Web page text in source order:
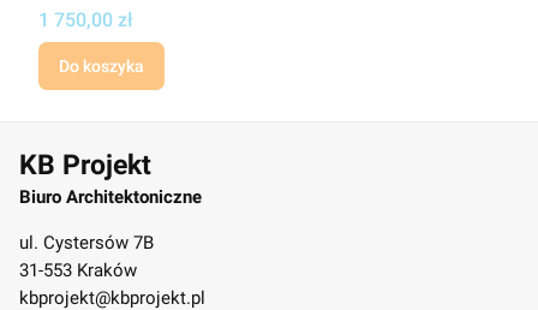
Cena projektu
1 750,00 zł
Do koszyka
KB Projekt
Biuro Architektoniczne
ul. Cystersów 7B
31-553 Kraków
kbprojekt@kbprojekt.pl